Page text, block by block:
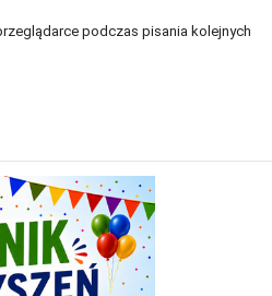
podczas pisania kolejnych